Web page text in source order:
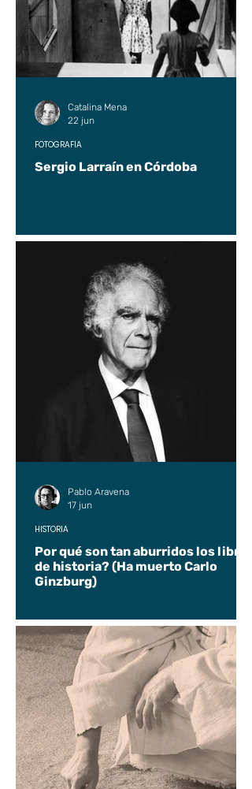
Sergio Larraín en Córdoba
FOTOGRAFÍA
Catalina Mena
22 jun
Por qué son tan aburridos los libros
de historia? (Ha muerto Carlo
Ginzburg)
HISTORIA
Pablo Aravena
17 jun